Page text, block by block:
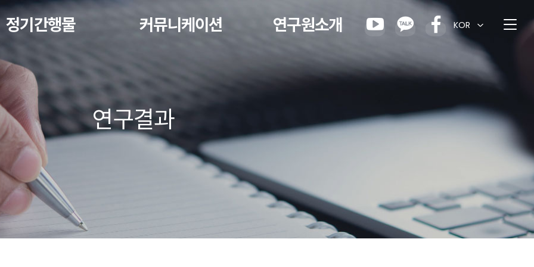
정기간행물 커뮤니케이션 연구원소개 KOR
연구결과